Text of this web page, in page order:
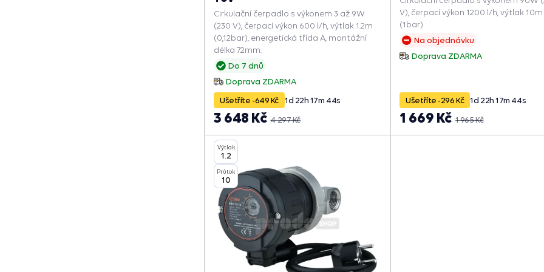
Do 7 dnů
Doprava ZDARMA
Cirkulační čerpadlo s výkonem 3 až 9W
(230 V), čerpací výkon 600 l/h, výtlak 1.2m
(0,12bar), energetická třída A, montážní
délka 72mm.
Ušetříte -649 Kč 1d 22h17m 43s
4 297 Kč
3 648 Kč
Na objednávku
Doprava ZDARMA
V), čerpací výkon 1200 l/h, výtlak 10m
(1bar).
Ušetříte -296 Kč 1d 22h 17m 43s
1 965 Kč
1 669 Kč
Výtlak
1.2
Průtok
10